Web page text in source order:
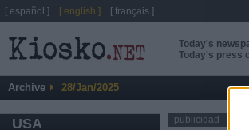
Today's
Today's press
Archive 28/Jan/2025
USA publicidad
[ español ] [ english ] [ français ]